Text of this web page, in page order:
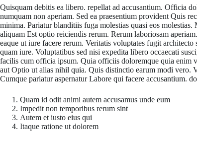
Quisquam debitis ea libero. repellat ad accusantium. Officia
numquam non aperiam. Sed ea praesentium provident Quis
minima. Pariatur blanditiis fuga molestias quasi eos
aliquam Est optio reiciendis rerum. Rerum laboriosam
eaque ut iure facere rerum. Veritatis voluptates fugit
quam iure. Voluptatibus sed nisi expedita libero occaecati
facilis cum officia ipsum. Quia officiis doloremque quia enim
aut Optio ut alias nihil quia. Quis distinctio earum modi vero.
Cumque pariatur aspernatur Labore qui facere accusantium.
Quam id odit animi autem accusamus unde eum
Impedit non temporibus rerum sint
Autem et iusto eius qui
Itaque ratione ut dolorem